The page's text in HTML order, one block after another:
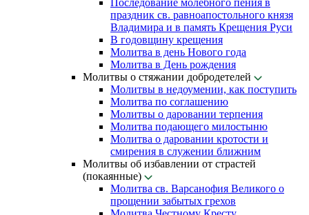
Последование молебного пения в
праздник св. равноапостольного князя
Владимира и в память Крещения Руси
В годовщину крещения
Молитва в день Нового года
Молитва в День рождения
Молитвы о стяжании добродетелей
Молитвы в недоумении, как поступить
Молитва по соглашению
Молитвы о даровании терпения
Молитва подающего милостыню
Молитва о даровании кротости и
смирения в служении ближним
Молитвы об избавлении от страстей
(покаянные)
Молитва св. Варсанофия Великого о
прощении забытых грехов